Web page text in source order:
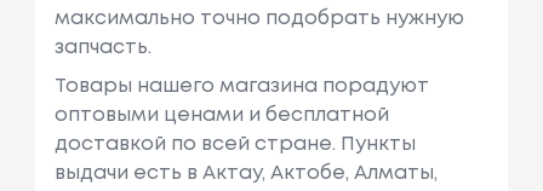
максимально точно подобрать нужную
запчасть.
Товары нашего магазина порадуют
оптовыми ценами и бесплатной
доставкой по всей стране. Пункты
выдачи есть в Актау, Актобе, Алматы,